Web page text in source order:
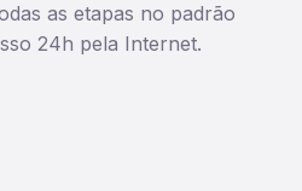
as etapas no padrão
24h pela Internet.